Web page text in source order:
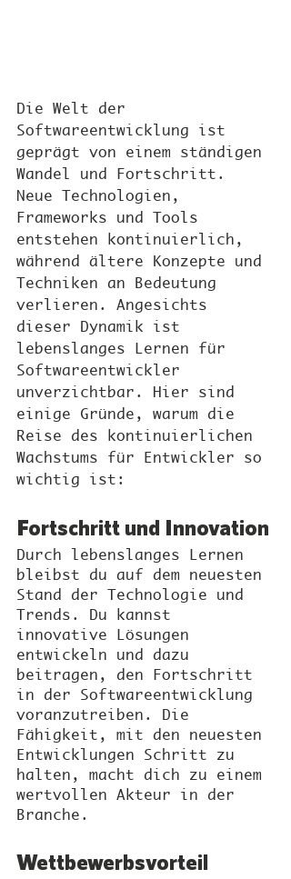
Die Welt der
Softwareentwicklung ist
geprägt von einem ständigen
Wandel und Fortschritt.
Neue Technologien,
Frameworks und Tools
entstehen kontinuierlich,
während ältere Konzepte und
Techniken an Bedeutung
verlieren. Angesichts
dieser Dynamik ist
lebenslanges Lernen für
Softwareentwickler
unverzichtbar. Hier sind
einige Gründe, warum die
Reise des kontinuierlichen
Wachstums für Entwickler so
wichtig ist:
Fortschritt und Innovation
Durch lebenslanges Lernen
bleibst du auf dem neuesten
Stand der Technologie und
Trends. Du kannst
innovative Lösungen
entwickeln und dazu
beitragen, den Fortschritt
in der Softwareentwicklung
voranzutreiben. Die
Fähigkeit, mit den neuesten
Entwicklungen Schritt zu
halten, macht dich zu einem
wertvollen Akteur in der
Branche.
Wettbewerbsvorteil